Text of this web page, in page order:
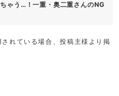
ゃう…！一重・奥二重さんのNG
れている場合、投稿主様より掲